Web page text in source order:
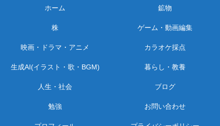
ホーム 鉱物
株 ゲーム・動画編集
映画・ドラマ・アニメ カラオケ採点
生成AI(イラスト・歌・BGM) 暮らし・教養
人生・社会 ブログ
勉強 お問い合わせ